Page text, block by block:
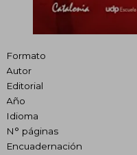
Formato
Autor
Editorial
Año
Idioma
N° páginas
Encuadernación